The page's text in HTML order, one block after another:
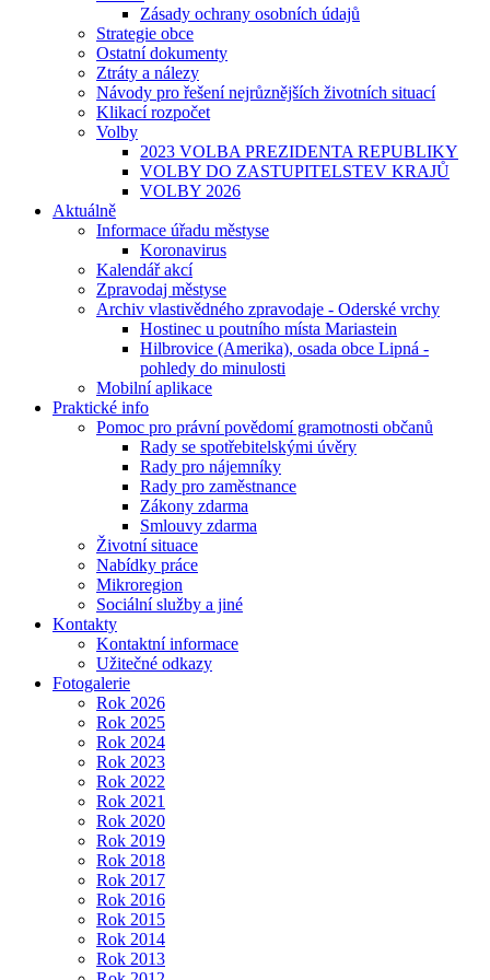
Zásady ochrany osobních údajů
Strategie obce
Ostatní dokumenty
Ztráty a nálezy
Návody pro řešení nejrůznějších životních situací
Klikací rozpočet
Volby
2023 VOLBA PREZIDENTA REPUBLIKY
VOLBY DO ZASTUPITELSTEV KRAJŮ
VOLBY 2026
Aktuálně
Informace úřadu městyse
Koronavirus
Kalendář akcí
Zpravodaj městyse
Archiv vlastivědného zpravodaje - Oderské vrchy
Hostinec u poutního místa Mariastein
Hilbrovice (Amerika), osada obce Lipná -
pohledy do minulosti
Mobilní aplikace
Praktické info
Pomoc pro právní povědomí gramotnosti občanů
Rady se spotřebitelskými úvěry
Rady pro nájemníky
Rady pro zaměstnance
Zákony zdarma
Smlouvy zdarma
Životní situace
Nabídky práce
Mikroregion
Sociální služby a jiné
Kontakty
Kontaktní informace
Užitečné odkazy
Fotogalerie
Rok 2026
Rok 2025
Rok 2024
Rok 2023
Rok 2022
Rok 2021
Rok 2020
Rok 2019
Rok 2018
Rok 2017
Rok 2016
Rok 2015
Rok 2014
Rok 2013